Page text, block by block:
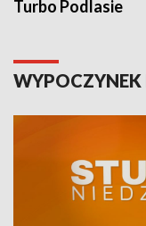
Turbo Podlasie
WYPOCZYNEK